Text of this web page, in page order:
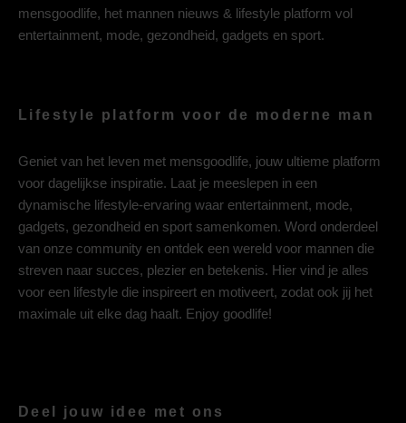
mensgoodlife, het mannen nieuws & lifestyle platform vol
entertainment, mode, gezondheid, gadgets en sport.
Lifestyle platform voor de moderne man
Geniet van het leven met mensgoodlife, jouw ultieme platform
voor dagelijkse inspiratie. Laat je meeslepen in een
dynamische lifestyle-ervaring waar entertainment, mode,
gadgets, gezondheid en sport samenkomen. Word onderdeel
van onze community en ontdek een wereld voor mannen die
streven naar succes, plezier en betekenis. Hier vind je alles
voor een lifestyle die inspireert en motiveert, zodat ook jij het
maximale uit elke dag haalt. Enjoy goodlife!
Deel jouw idee met ons